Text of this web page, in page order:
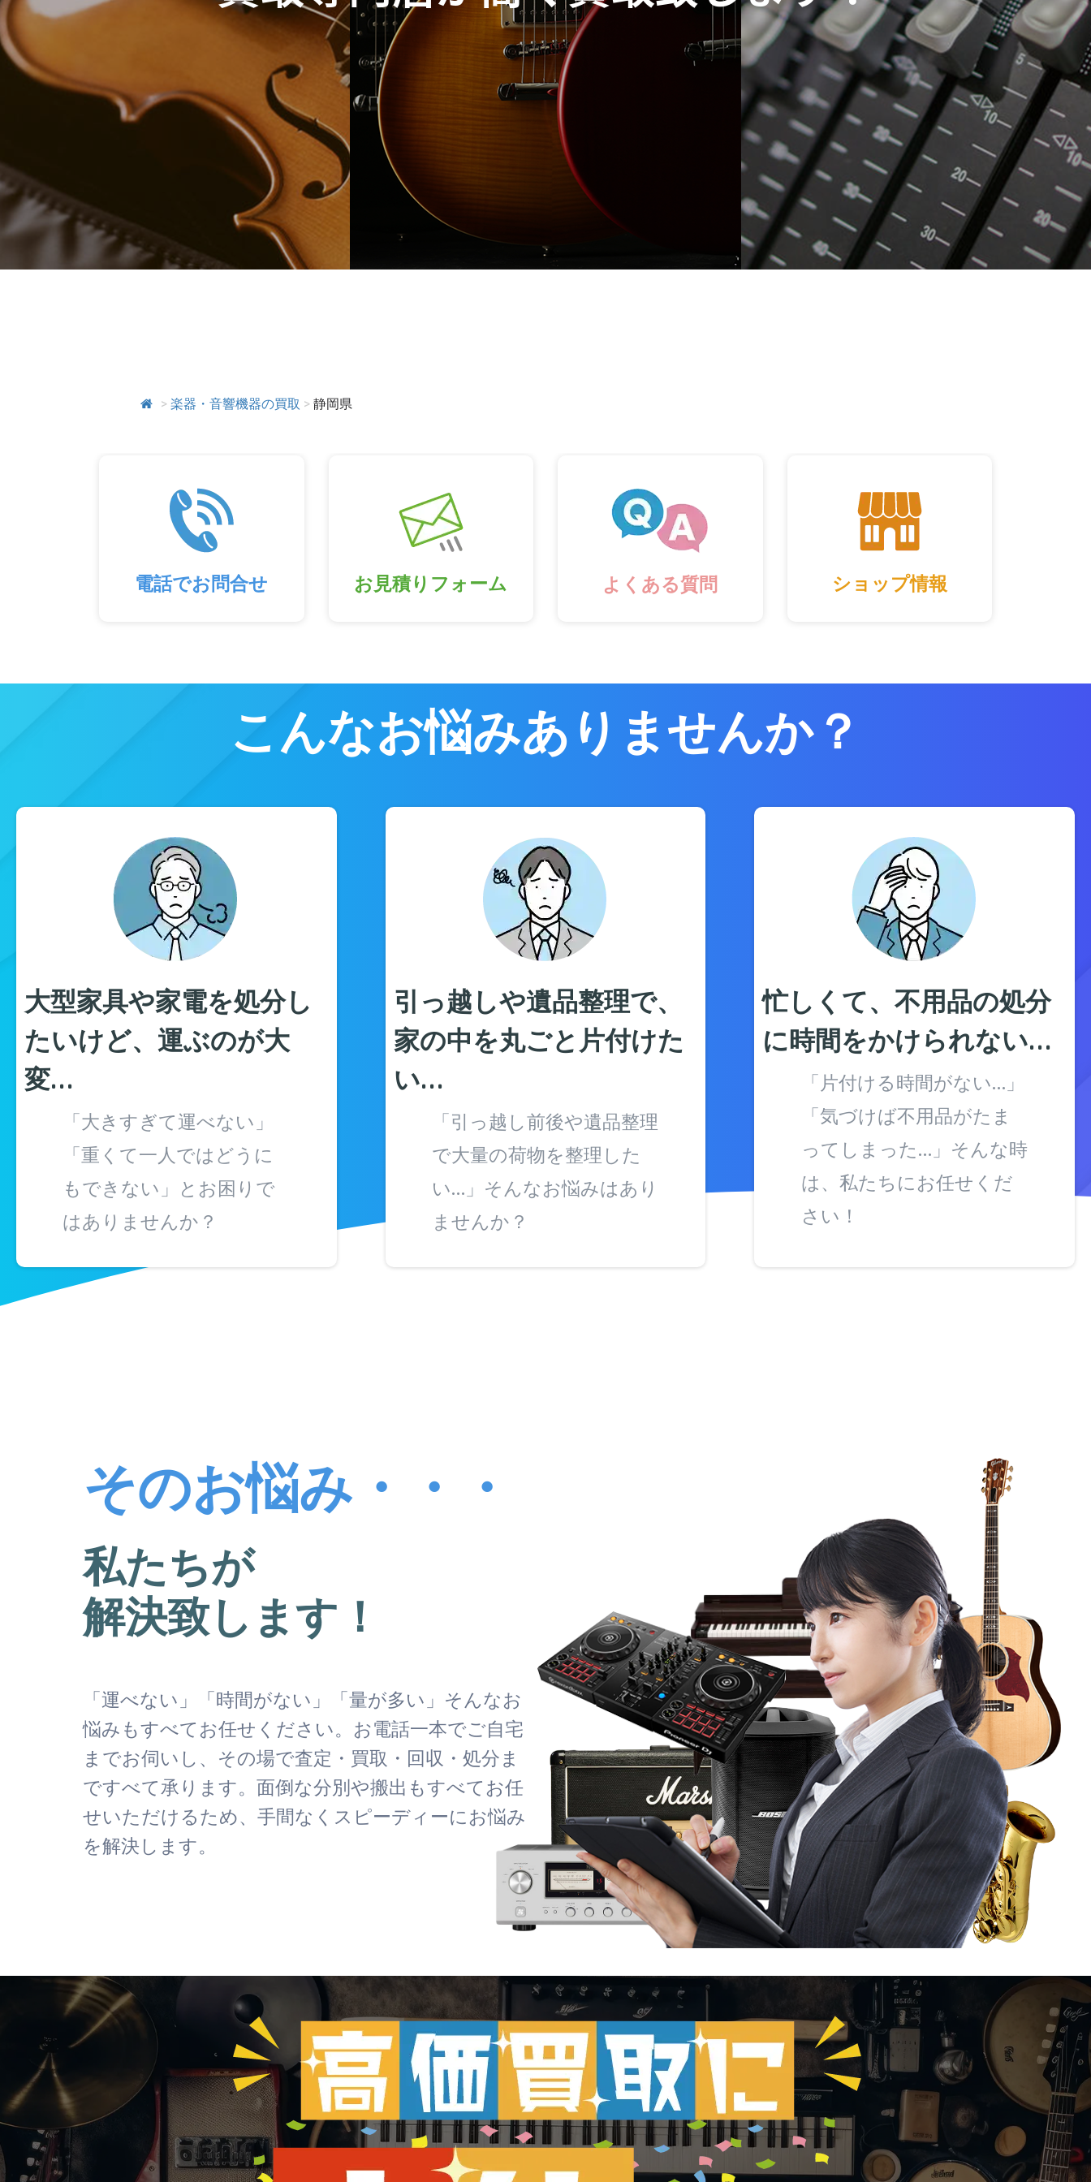
> 楽器・音響機器の買取 > 静岡県
電話でお問合せ お見積りフォーム よくある質問 ショップ情報
こんなお悩みありませんか？
大型家具や家電を処分し
たいけど、運ぶのが大
変…
「大きすぎて運べない」
「重くて一人ではどうに
もできない」とお困りで
はありませんか？
引っ越しや遺品整理で、
家の中を丸ごと片付けた
い…
「引っ越し前後や遺品整理
で大量の荷物を整理した
い…」そんなお悩みはあり
ませんか？
忙しくて、不用品の処分
に時間をかけられない…
「片付ける時間がない…」
「気づけば不用品がたま
ってしまった…」そんな時
は、私たちにお任せくだ
さい！
そのお悩み・・・
私たちが
解決致します！
「運べない」「時間がない」「量が多い」そんなお
悩みもすべてお任せください。お電話一本でご自宅
までお伺いし、その場で査定・買取・回収・処分ま
ですべて承ります。面倒な分別や搬出もすべてお任
せいただけるため、手間なくスピーディーにお悩み
を解決します。